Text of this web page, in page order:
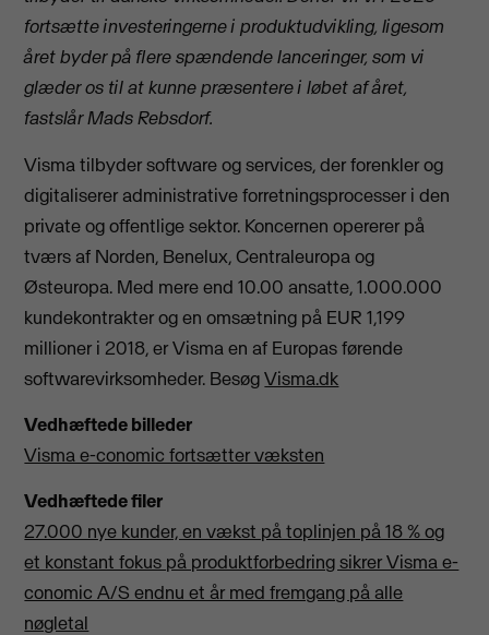
fortsætte investeringerne i produktudvikling, ligesom
året byder på flere spændende lanceringer, som vi
glæder os til at kunne præsentere i løbet af året,
fastslår Mads Rebsdorf.
Visma tilbyder software og services, der forenkler og
digitaliserer administrative forretningsprocesser i den
private og offentlige sektor. Koncernen opererer på
tværs af Norden, Benelux, Centraleuropa og
Østeuropa. Med mere end 10.00 ansatte, 1.000.000
kundekontrakter og en omsætning på EUR 1,199
millioner i 2018, er Visma en af Europas førende
softwarevirksomheder. BesøgVisma.dk
Vedhæftede billeder
Visma e-conomic fortsætter væksten
Vedhæftede filer
27.000 nye kunder, en vækst på toplinjen på 18 % og
et konstant fokus på produktforbedring sikrer Visma e-
conomic A/S endnu et år med fremgang på alle
nøgletal